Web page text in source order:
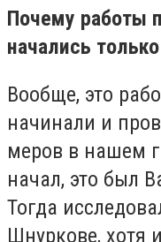
Почему работы
начались
Вообще, это
начинали и
меров в нашем
начал, это был
Тогда
Шнуркове, хотя